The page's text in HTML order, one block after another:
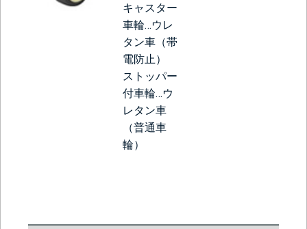
キャスター
車輪…ウレ
タン車（帯
電防止）
ストッパー
付車輪…ウ
レタン車
（普通車
輪）